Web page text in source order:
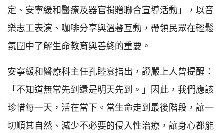
定、安寧緩和醫療及器官捐贈聯合宣導活動」，以音
樂志工表演、咖啡分享與溫馨互動，帶領民眾在輕鬆
氛圍中了解生命教育與善終的重要。
安寧緩和醫療科主任孔睦寰指出，證嚴上人曾提醒：
「不知道無常先到還是明天先到。」因此，我們應該
珍惜每一天，活在當下。當生命走到最後階段，讓一
切順其自然、減少不必要的侵入性治療，讓身心都能